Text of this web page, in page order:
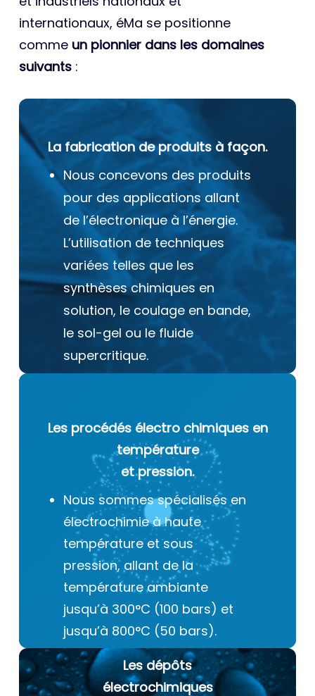
internationaux, éMa se positionne
comme un pionnier dans les domaines
suivants :
La fabrication de produits à façon.
Nous concevons des produits
pour des applications allant
de l’électronique à l’énergie.
L’utilisation de techniques
variées telles que les
synthèses chimiques en
solution, le coulage en bande,
le sol-gel ou le fluide
supercritique.
Les procédés électro chimiques en
température
et pression.
Nous sommes spécialisés en
électrochimie à haute
température et sous
pression, allant de la
température ambiante
jusqu’à 300°C (100 bars) et
jusqu’à 800°C (50 bars).
Les dépôts
électrochimiques